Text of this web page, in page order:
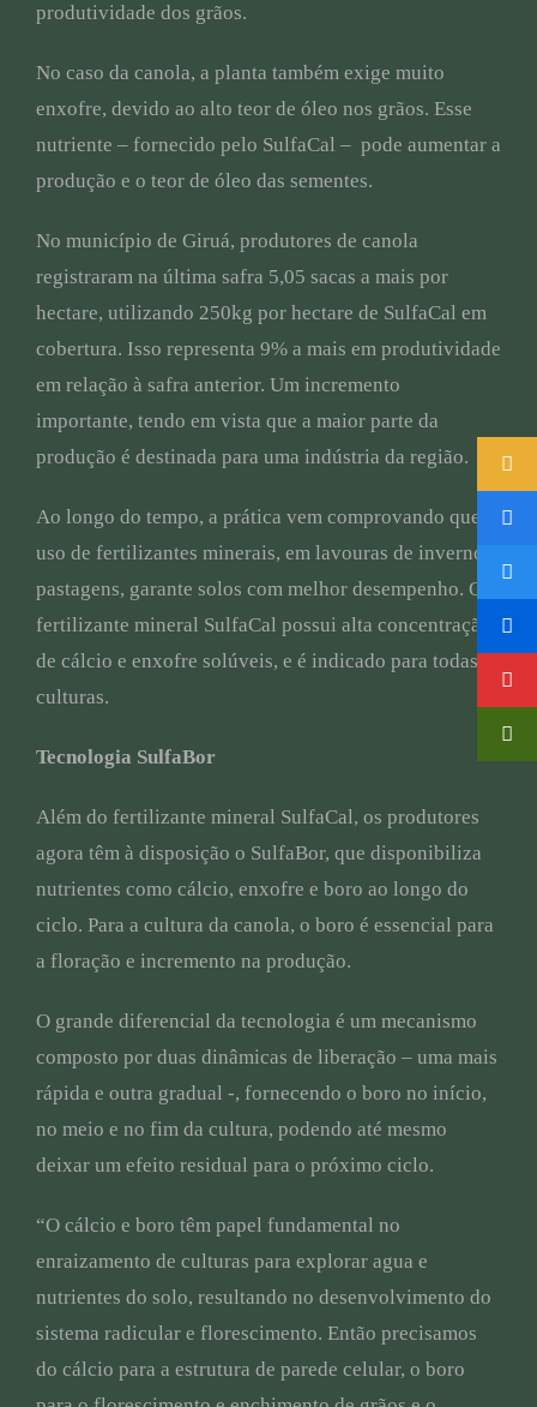
produtividade dos grãos.
No caso da canola, a planta também exige muito
enxofre, devido ao alto teor de óleo nos grãos. Esse
nutriente – fornecido pelo SulfaCal – pode aumentar a
produção e o teor de óleo das sementes.
No município de Giruá, produtores de canola
registraram na última safra 5,05 sacas a mais por
hectare, utilizando 250kg por hectare de SulfaCal em
cobertura. Isso representa 9% a mais em produtividade
em relação à safra anterior. Um incremento
importante, tendo em vista que a maior parte da
produção é destinada para uma indústria da região.
Ao longo do tempo, a prática vem comprovando que o
uso de fertilizantes minerais, em lavouras de inverno e
pastagens, garante solos com melhor desempenho. O
fertilizante mineral SulfaCal possui alta concentração
de cálcio e enxofre solúveis, e é indicado para todas as
culturas.
Tecnologia SulfaBor
Além do fertilizante mineral SulfaCal, os produtores
agora têm à disposição o SulfaBor, que disponibiliza
nutrientes como cálcio, enxofre e boro ao longo do
ciclo. Para a cultura da canola, o boro é essencial para
a floração e incremento na produção.
O grande diferencial da tecnologia é um mecanismo
composto por duas dinâmicas de liberação – uma mais
rápida e outra gradual -, fornecendo o boro no início,
no meio e no fim da cultura, podendo até mesmo
deixar um efeito residual para o próximo ciclo.
“O cálcio e boro têm papel fundamental no
enraizamento de culturas para explorar agua e
nutrientes do solo, resultando no desenvolvimento do
sistema radicular e florescimento. Então precisamos
do cálcio para a estrutura de parede celular, o boro